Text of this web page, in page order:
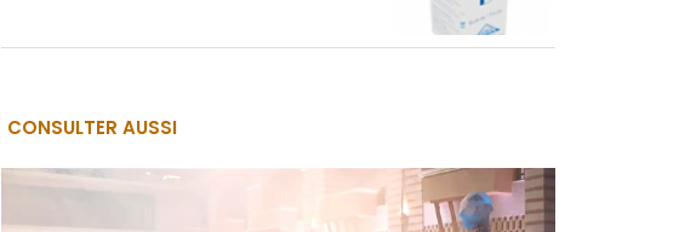
CONSULTER AUSSI